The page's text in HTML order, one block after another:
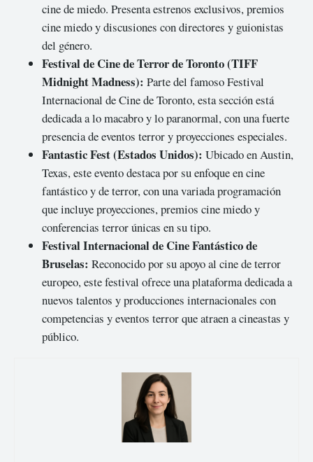
cine de miedo. Presenta estrenos exclusivos, premios
cine miedo y discusiones con directores y guionistas
del género.
Festival de Cine de Terror de Toronto (TIFF
Midnight Madness): Parte del famoso Festival
Internacional de Cine de Toronto, esta sección está
dedicada a lo macabro y lo paranormal, con una fuerte
presencia de eventos terror y proyecciones especiales.
Fantastic Fest (Estados Unidos): Ubicado en Austin,
Texas, este evento destaca por su enfoque en cine
fantástico y de terror, con una variada programación
que incluye proyecciones, premios cine miedo y
conferencias terror únicas en su tipo.
Festival Internacional de Cine Fantástico de
Bruselas: Reconocido por su apoyo al cine de terror
europeo, este festival ofrece una plataforma dedicada a
nuevos talentos y producciones internacionales con
competencias y eventos terror que atraen a cineastas y
público.